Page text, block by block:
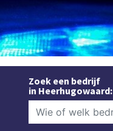
Zoek een bedrijf
in Heerhugowaard: